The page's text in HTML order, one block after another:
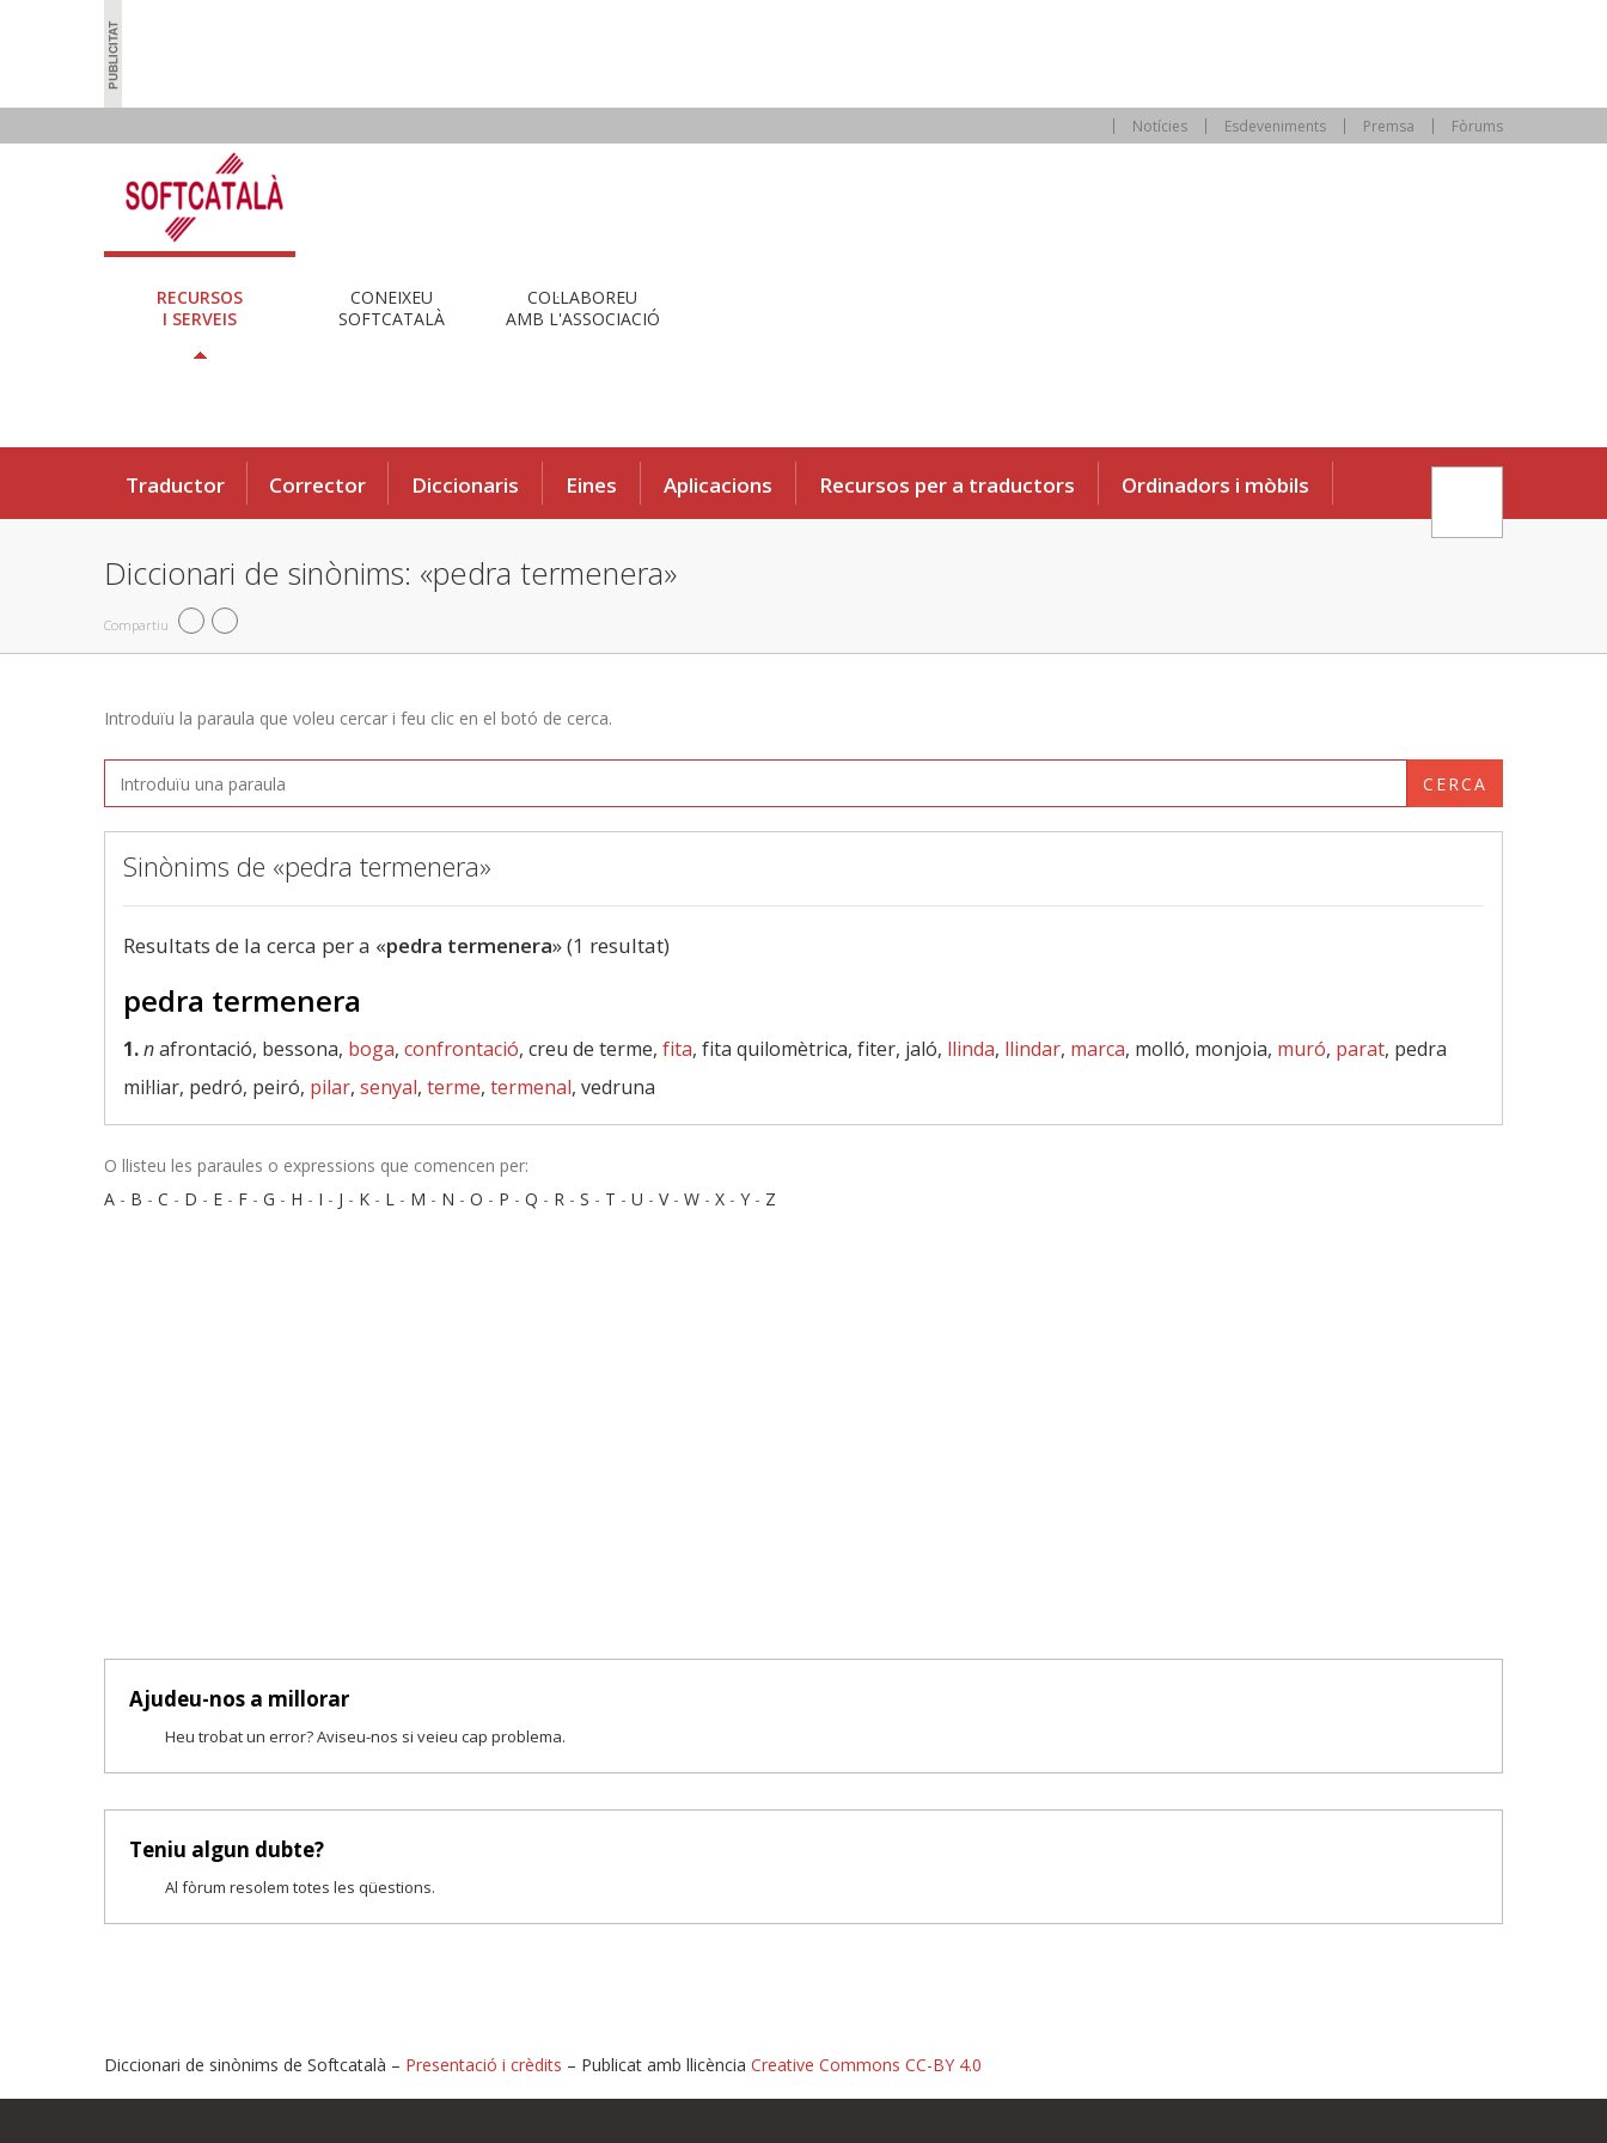
Notícies Esdeveniments Premsa Fòrums
RECURSOS
I SERVEIS
CONEIXEU
SOFTCATALÀ
COL·LABOREU
AMB L'ASSOCIACIÓ
Traductor Corrector Diccionaris Eines Aplicacions Recursos per a traductors Ordinadors i mòbils
Diccionari de sinònims: «pedra termenera»
Compartiu
Introduïu la paraula que voleu cercar i feu clic en el botó de cerca.
CERCA
Sinònims de «pedra termenera»
Resultats de la cerca per a «pedra termenera» (1 resultat)
pedra termenera
1.nafrontació, bessona, boga, confrontació, creu de terme, fita, fita quilomètrica, fiter, jaló, llinda, llindar, marca, molló, monjoia, muró, parat, pedra
mil·liar, pedró, peiró, pilar, senyal, terme, termenal, vedruna
O llisteu les paraules o expressions que comencen per:
A - B - C - D - E - F - G - H - I - J - K - L - M - N - O - P - Q - R - S - T - U - V- W - X - Y - Z
Ajudeu-nos a millorar
Heu trobat un error? Aviseu-nos si veieu cap problema.
Teniu algun dubte?
Al fòrum resolem totes les qüestions.
Diccionari de sinònims de Softcatalà – Presentació i crèdits – Publicat amb llicència Creative Commons CC-BY 4.0